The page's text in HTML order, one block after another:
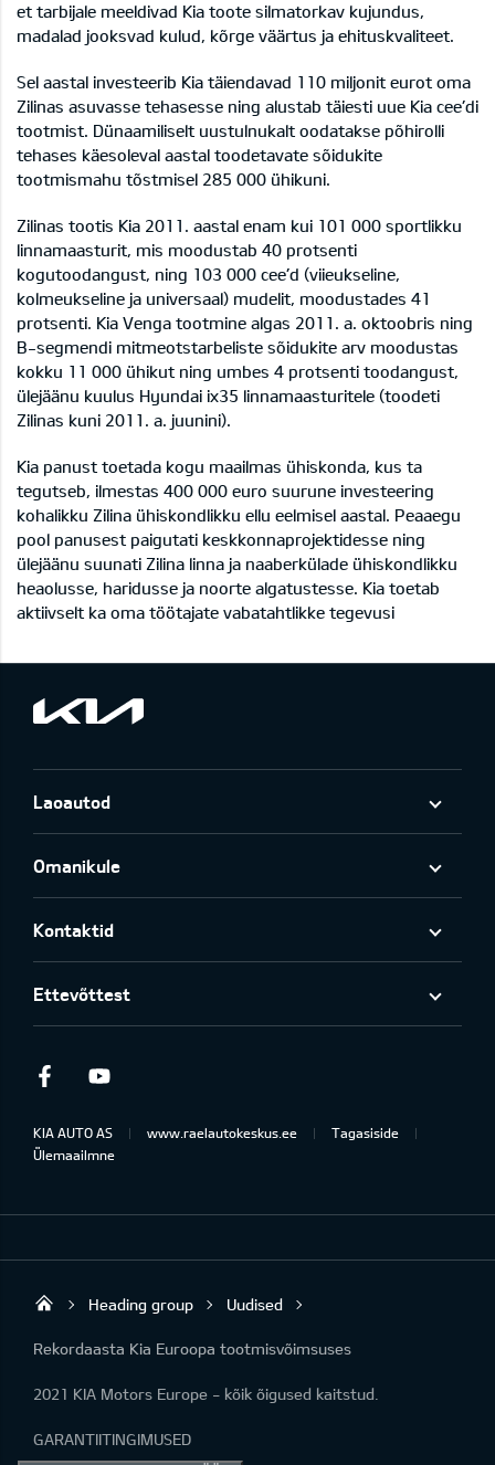
et tarbijale meeldivad Kia toote silmatorkav kujundus,
madalad jooksvad kulud, kõrge väärtus ja ehituskvaliteet.
Sel aastal investeerib Kia täiendavad 110 miljonit eurot oma
Zilinas asuvasse tehasesse ning alustab täiesti uue Kia cee’di
tootmist. Dünaamiliselt uustulnukalt oodatakse põhirolli
tehases käesoleval aastal toodetavate sõidukite
tootmismahu tõstmisel 285 000 ühikuni.
Zilinas tootis Kia 2011. aastal enam kui 101 000 sportlikku
linnamaasturit, mis moodustab 40 protsenti
kogutoodangust, ning 103 000 cee’d (viieukseline,
kolmeukseline ja universaal) mudelit, moodustades 41
protsenti. Kia Venga tootmine algas 2011. a. oktoobris ning
B-segmendi mitmeotstarbeliste sõidukite arv moodustas
kokku 11 000 ühikut ning umbes 4 protsenti toodangust,
ülejäänu kuulus Hyundai ix35 linnamaasturitele (toodeti
Zilinas kuni 2011. a. juunini).
Kia panust toetada kogu maailmas ühiskonda, kus ta
tegutseb, ilmestas 400 000 euro suurune investeering
kohalikku Zilina ühiskondlikku ellu eelmisel aastal. Peaaegu
pool panusest paigutati keskkonnaprojektidesse ning
ülejäänu suunati Zilina linna ja naaberkülade ühiskondlikku
heaolusse, haridusse ja noorte algatustesse. Kia toetab
aktiivselt ka oma töötajate vabatahtlikke tegevusi
Laoautod
Omanikule
Kontaktid
Ettevõttest
Facebook
KIA AUTO AS www.raelautokeskus.ee
Tagasiside
Ülemaailmne
Rael Autokeskus OÜ
Heading group Uudised
Rekordaasta Kia Euroopa tootmisvõimsuses
2021 KIA Motors Europe - kõik õigused kaitstud.
GARANTIITINGIMUSED